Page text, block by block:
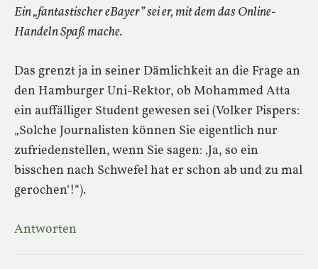
Ein „fantastischer eBayer” sei er, mit dem das Online-
Handeln Spaß mache.
Das grenzt ja in seiner Dämlichkeit an die Frage an
den Hamburger Uni-Rektor, ob Mohammed Atta
ein auffälliger Student gewesen sei (Volker Pispers:
„Solche Journalisten können Sie eigentlich nur
zufriedenstellen, wenn Sie sagen: ‚Ja, so ein
bisschen nach Schwefel hat er schon ab und zu mal
gerochen‘!“).
Antworten